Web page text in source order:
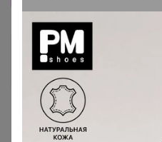
Татьяна1813
Великий магистр
10 мая, 2024 11:54